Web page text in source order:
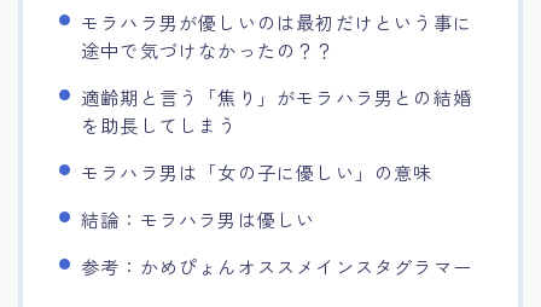
モラハラ男が優しいのは最初だけという事に
途中で気づけなかったの？？
適齢期と言う「焦り」がモラハラ男との結婚
を助長してしまう
モラハラ男は「女の子に優しい」の意味
結論：モラハラ男は優しい
参考：かめぴょんオススメインスタグラマー